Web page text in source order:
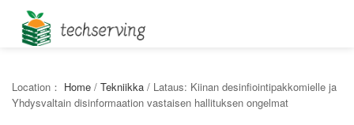
Location： Home / Tekniikka / Lataus: Kiinan desinfiointipakkomielle ja
Yhdysvaltain disinformaation vastaisen hallituksen ongelmat